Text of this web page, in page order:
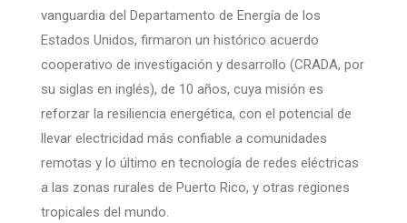
vanguardia del Departamento de Energía de los
Estados Unidos, firmaron un histórico acuerdo
cooperativo de investigación y desarrollo (CRADA, por
su siglas en inglés), de 10 años, cuya misión es
reforzar la resiliencia energética, con el potencial de
llevar electricidad más confiable a comunidades
remotas y lo último en tecnología de redes eléctricas
a las zonas rurales de Puerto Rico, y otras regiones
tropicales del mundo.